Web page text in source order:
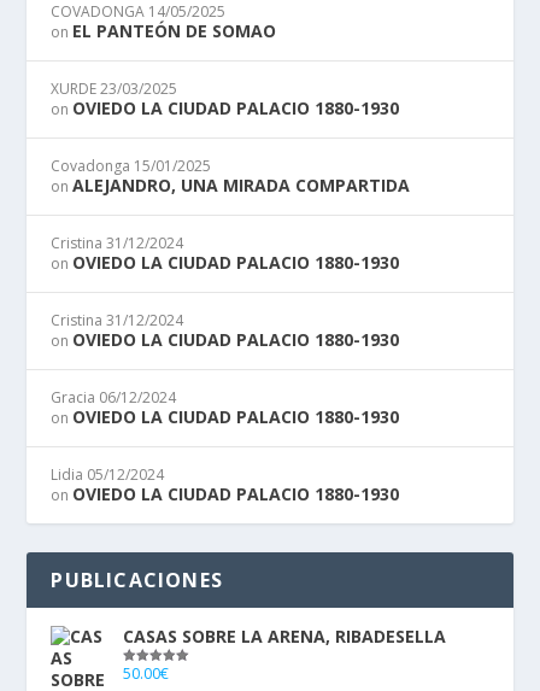
COVADONGA 14/05/2025
on EL PANTEÓN DE SOMAO
XURDE 23/03/2025
on OVIEDO LA CIUDAD PALACIO 1880-1930
Covadonga 15/01/2025
onALEJANDRO, UNA MIRADA COMPARTIDA
Cristina 31/12/2024
on OVIEDO LA CIUDAD PALACIO 1880-1930
Cristina 31/12/2024
on OVIEDO LA CIUDAD PALACIO 1880-1930
Gracia 06/12/2024
on OVIEDO LA CIUDAD PALACIO 1880-1930
Lidia 05/12/2024
on OVIEDO LA CIUDAD PALACIO 1880-1930
PUBLICACIONES
CASAS SOBRE LA ARENA, RIBADESELLA
Valorado
50.00€